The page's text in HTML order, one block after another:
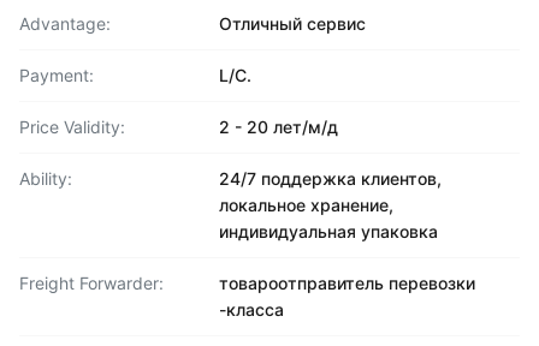
Advantage: Отличный сервис
Payment: L/C.
Price Validity: 2 - 20 лет/м/д
Ability:
24/7 поддержка клиентов,
локальное хранение,
индивидуальная упаковка
Freight Forwarder:
товароотправитель перевозки
-класса